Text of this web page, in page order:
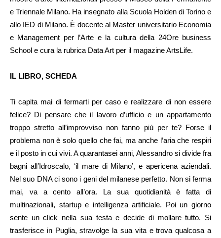
e Triennale Milano. Ha insegnato alla Scuola Holden di Torino e
allo IED di Milano. È docente al Master universitario Economia
e Management per l’Arte e la cultura della 24Ore business
School e cura la rubrica Data Art per il magazine ArtsLife.
IL LIBRO, SCHEDA
Ti capita mai di fermarti per caso e realizzare di non essere
felice? Di pensare che il lavoro d’ufficio e un appartamento
troppo stretto all’improvviso non fanno più per te? Forse il
problema non è solo quello che fai, ma anche l’aria che respiri
e il posto in cui vivi. A quarantasei anni, Alessandro si divide fra
bagni all’Idroscalo, ‘il mare di Milano’, e apericena aziendali.
Nel suo DNA ci sono i geni del milanese perfetto. Non si ferma
mai, va a cento all’ora. La sua quotidianità è fatta di
multinazionali, startup e intelligenza artificiale. Poi un giorno
sente un click nella sua testa e decide di mollare tutto. Si
trasferisce in Puglia, stravolge la sua vita e trova qualcosa a